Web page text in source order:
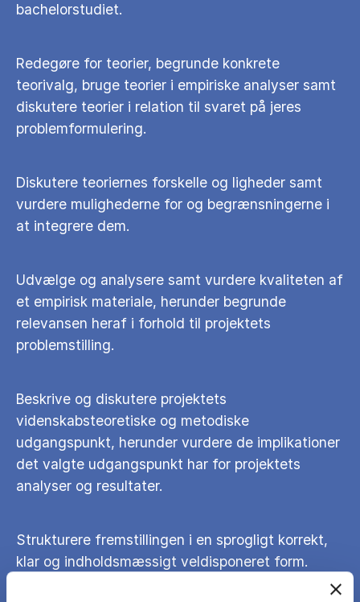
bachelorstudiet.
Redegøre for teorier, begrunde konkrete
teorivalg, bruge teorier i empiriske analyser samt
diskutere teorier i relation til svaret på jeres
problemformulering.
Diskutere teoriernes forskelle og ligheder samt
vurdere mulighederne for og begrænsningerne i
at integrere dem.
Udvælge og analysere samt vurdere kvaliteten af
et empirisk materiale, herunder begrunde
relevansen heraf i forhold til projektets
problemstilling.
Beskrive og diskutere projektets
videnskabsteoretiske og metodiske
udgangspunkt, herunder vurdere de implikationer
det valgte udgangspunkt har for projektets
analyser og resultater.
Strukturere fremstillingen i en sprogligt korrekt,
klar og indholdsmæssigt veldisponeret form.